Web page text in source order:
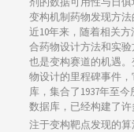
变构机制药物发现方法
近10年来，随着相关
合药物设计方法和实
也是变构赛道的机遇
物设计的里程碑事件
库，集合了1937年至
数据库，已经构建了
注于变构靶点发现的算